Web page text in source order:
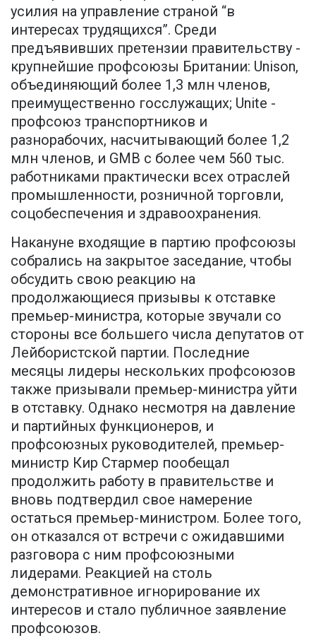
усилия на управление страной “в
интересах трудящихся”. Среди
предъявивших претензии правительству -
крупнейшие профсоюзы Британии: Unison,
объединяющий более 1,3 млн членов,
преимущественно госслужащих; Unite -
профсоюз транспортников и
разнорабочих, насчитывающий более 1,2
млн членов, и GMB с более чем 560 тыс.
работниками практически всех отраслей
промышленности, розничной торговли,
соцобеспечения и здравоохранения.
Накануне входящие в партию профсоюзы
собрались на закрытое заседание, чтобы
обсудить свою реакцию на
продолжающиеся призывы к отставке
премьер-министра, которые звучали со
стороны все большего числа депутатов от
Лейбористской партии. Последние
месяцы лидеры нескольких профсоюзов
также призывали премьер-министра уйти
в отставку. Однако несмотря на давление
и партийных функционеров, и
профсоюзных руководителей, премьер-
министр Кир Стармер пообещал
продолжить работу в правительстве и
вновь подтвердил свое намерение
остаться премьер-министром. Более того,
он отказался от встречи с ожидавшими
разговора с ним профсоюзными
лидерами. Реакцией на столь
демонстративное игнорирование их
интересов и стало публичное заявление
профсоюзов.